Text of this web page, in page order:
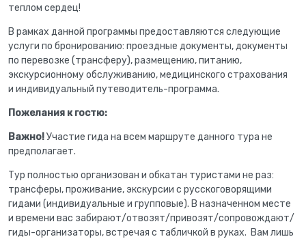
теплом сердец!
В рамках данной программы предоставляются следующие
услуги по бронированию: проездные документы, документы
по перевозке (трансферу), размещению, питанию,
экскурсионному обслуживанию, медицинского страхования
и индивидуальный путеводитель-программа.
Пожелания к гостю:
Важно!Участие гида на всем маршруте данного тура не
предполагает.
Тур полностью организован и обкатан туристами не раз:
трансферы, проживание, экскурсии с русскоговорящими
гидами (индивидуальные и групповые). В назначенном месте
и времени вас забирают/отвозят/привозят/сопровождают/
гиды-организаторы, встречая с табличкой в руках. Вам лишь